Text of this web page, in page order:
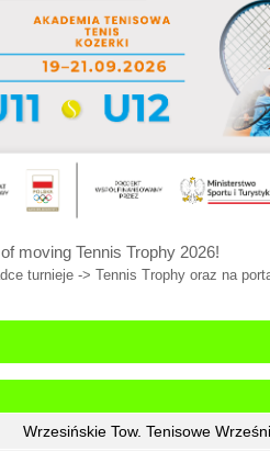
moving Tennis Trophy 2026!
turnieje -> Tennis Trophy oraz na
Wrzesińskie Tow. Tenisowe